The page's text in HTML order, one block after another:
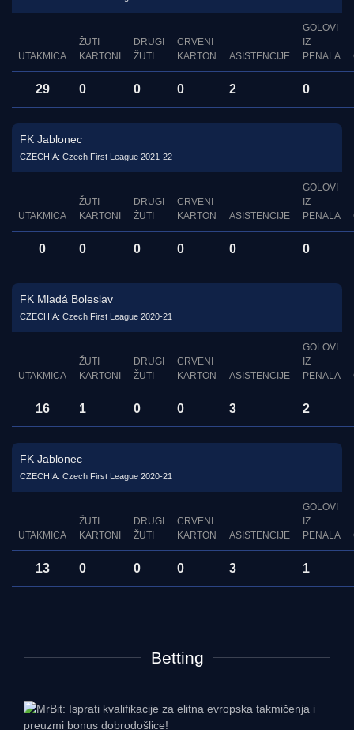
UTAKMICA
ŽUTI
KARTONI
DRUGI
ŽUTI
CRVENI
KARTON
ASISTENCIJE
GOLOVI
IZ
PENALA
29 0 0 0 2 0
FK Jablonec
CZECHIA: Czech First League 2021-22
UTAKMICA
ŽUTI
KARTONI
DRUGI
ŽUTI
CRVENI
KARTON
ASISTENCIJE
GOLOVI
IZ
PENALA
0 0 0 0 0 0
FK Mladá Boleslav
CZECHIA: Czech First League 2020-21
UTAKMICA
ŽUTI
KARTONI
DRUGI
ŽUTI
CRVENI
KARTON
ASISTENCIJE
GOLOVI
IZ
PENALA
16 1 0 0 3 2
FK Jablonec
CZECHIA: Czech First League 2020-21
UTAKMICA
ŽUTI
KARTONI
DRUGI
ŽUTI
CRVENI
KARTON
ASISTENCIJE
GOLOVI
IZ
PENALA
13 0 0 0 3 1
Betting